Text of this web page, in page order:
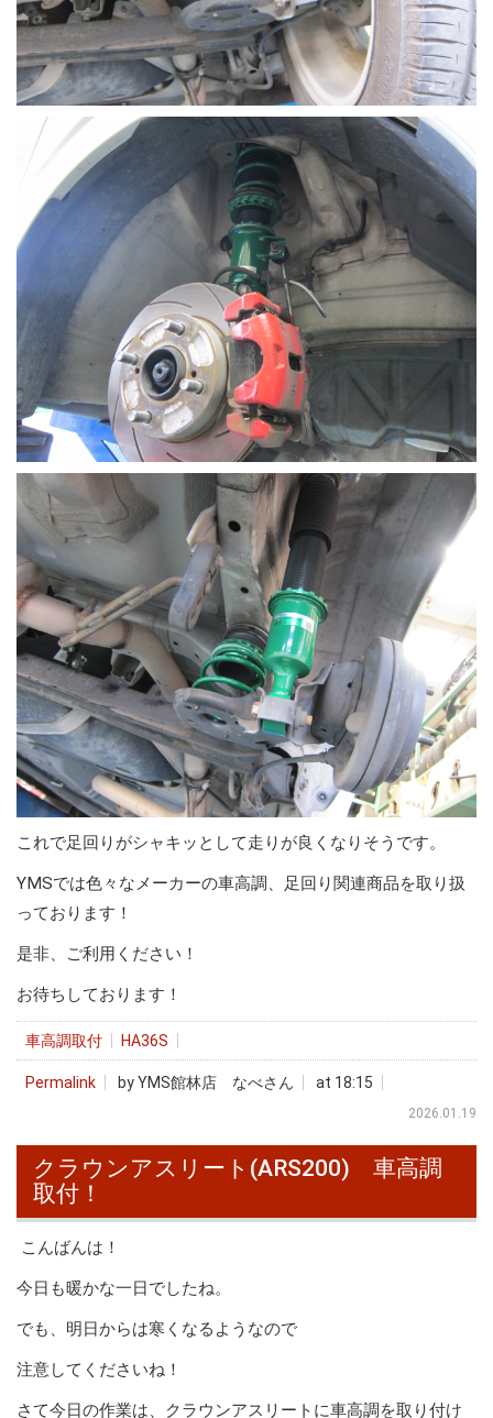
これで足回りがシャキッとして走りが良くなりそうです。
YMSでは色々なメーカーの車高調、足回り関連商品を取り扱
っております！
是非、ご利用ください！
お待ちしております！
車高調取付 HA36S
Permalink by YMS館林店 なべさん at 18:15
2026.01.19
クラウンアスリート(ARS200) 車高調
取付！
こんばんは！
今日も暖かな一日でしたね。
でも、明日からは寒くなるようなので
注意してくださいね！
さて今日の作業は、クラウンアスリートに車高調を取り付け